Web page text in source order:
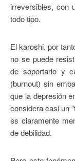
irreversibles, con
todo tipo.
El karoshi, por
no se puede
de soportarlo y
(burnout) sin
que la depresión
considera casi un
es claramente
de debilidad.